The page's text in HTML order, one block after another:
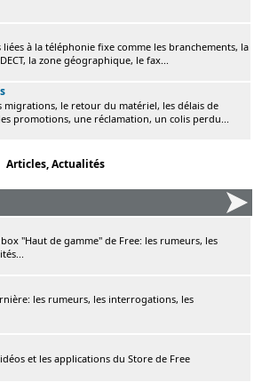
à la téléphonie fixe comme les branchements, la
la zone géographique, le fax...
migrations, le retour du matériel, les délais de
promotions, une réclamation, un colis perdu...
Articles, Actualités
"Haut de gamme" de Free: les rumeurs, les
les rumeurs, les interrogations, les
et les applications du Store de Free